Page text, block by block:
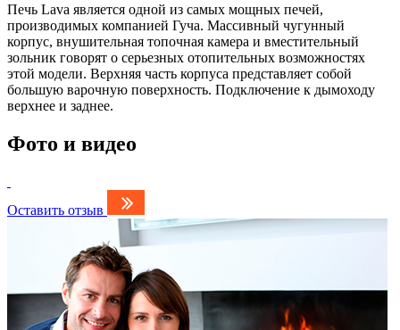
Печь Lava является одной из самых мощных печей,
производимых компанией Гуча. Массивный чугунный
корпус, внушительная топочная камера и вместительный
зольник говорят о серьезных отопительных возможностях
этой модели. Верхняя часть корпуса представляет собой
большую варочную поверхность. Подключение к дымоходу
верхнее и заднее.
Фото и видео
Оставить отзыв